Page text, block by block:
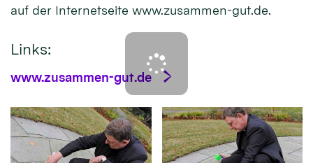
auf der Internetseite www.zusammen-gut.de.
Links:
www.zusammen-gut.de